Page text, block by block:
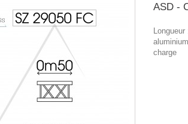
ASD -
charge